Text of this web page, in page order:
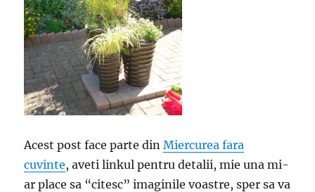
Acest post face parte dinMiercurea fara
cuvinte, aveti linkul pentru detalii, mie una mi-
ar place sa “citesc” imaginile voastre, sper sa va